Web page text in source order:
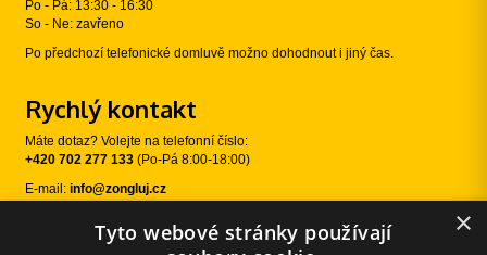
Po - Pá: 13:30 - 16:30
So - Ne: zavřeno
Po předchozí telefonické domluvě možno dohodnout i jiný čas.
Rychlý kontakt
Máte dotaz? Volejte na telefonní číslo:
+420 702 277 133 (Po-Pá 8:00-18:00)
E-mail: info@zongluj.cz
Sledujte nás
×
Tyto webové stránky používají